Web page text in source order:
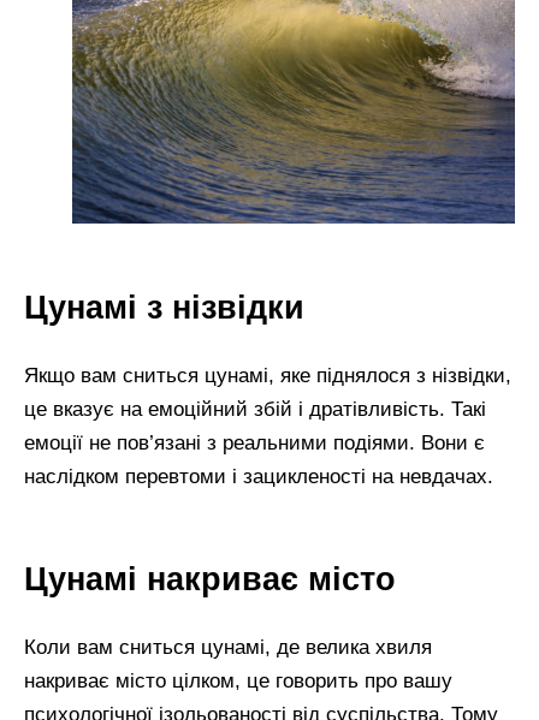
Цунамі з нізвідки
Якщо вам сниться цунамі, яке піднялося з нізвідки,
це вказує на емоційний збій і дратівливість. Такі
емоції не пов’язані з реальними подіями. Вони є
наслідком перевтоми і зацикленості на невдачах.
Цунамі накриває місто
Коли вам сниться цунамі, де велика хвиля
накриває місто цілком, це говорить про вашу
психологічної ізольованості від суспільства. Тому